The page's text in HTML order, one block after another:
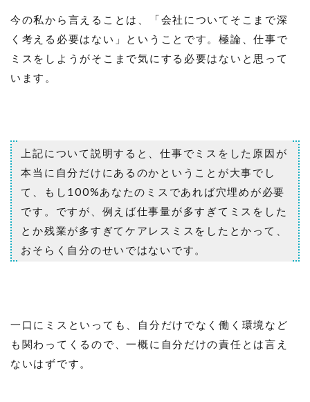
今の私から言えることは、「会社についてそこまで深
く考える必要はない」ということです。極論、仕事で
ミスをしようがそこまで気にする必要はないと思って
います。
上記について説明すると、仕事でミスをした原因が
本当に自分だけにあるのかということが大事でし
て、もし100%あなたのミスであれば穴埋めが必要
です。ですが、例えば仕事量が多すぎてミスをした
とか残業が多すぎてケアレスミスをしたとかって、
おそらく自分のせいではないです。
一口にミスといっても、自分だけでなく働く環境など
も関わってくるので、一概に自分だけの責任とは言え
ないはずです。